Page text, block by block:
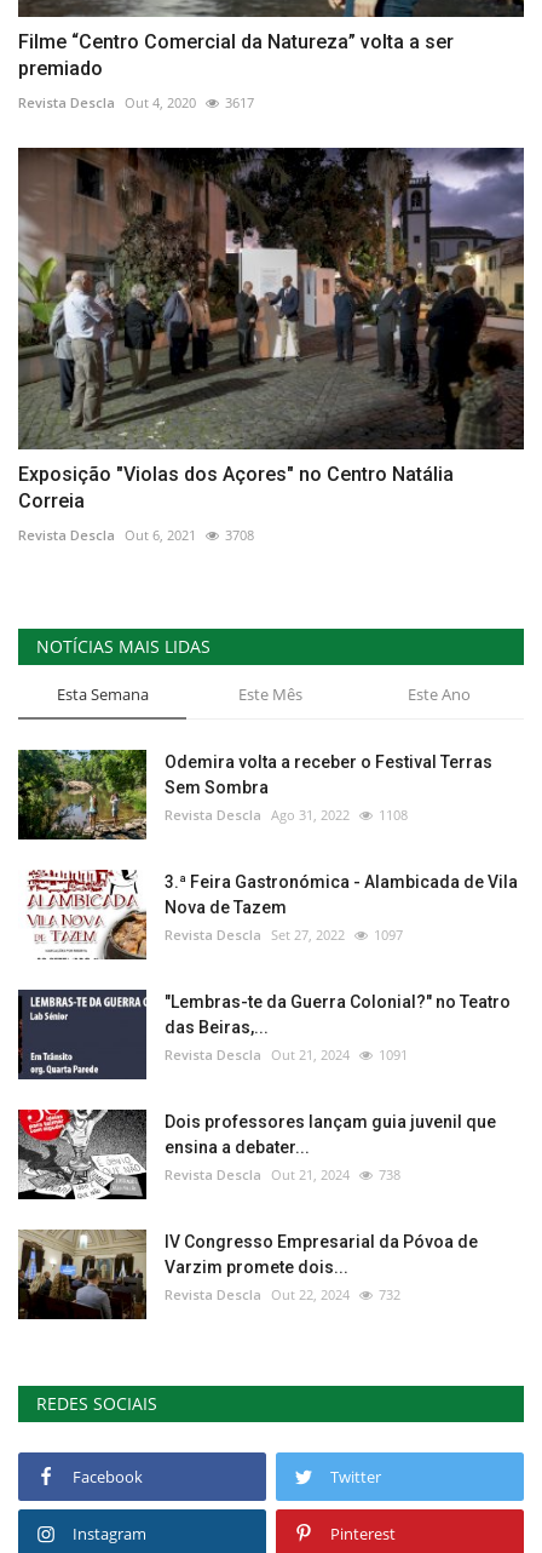
Filme “Centro Comercial da Natureza” volta a ser
premiado
Revista Descla Out 4, 2020 3617
Exposição "Violas dos Açores" no Centro Natália
Correia
Revista Descla Out 6, 2021 3708
NOTÍCIAS MAIS LIDAS
Esta Semana Este Mês Este Ano
Odemira volta a receber o Festival Terras
Sem Sombra
Revista Descla Ago 31, 2022 1108
3.ª Feira Gastronómica - Alambicada de Vila
Nova de Tazem
Revista Descla Set 27, 2022 1097
"Lembras-te da Guerra Colonial?" no Teatro
das Beiras,...
Revista Descla Out 21, 2024 1091
Dois professores lançam guia juvenil que
ensina a debater...
Revista Descla Out 21, 2024 738
IV Congresso Empresarial da Póvoa de
Varzim promete dois...
Revista Descla Out 22, 2024 732
REDES SOCIAIS
Facebook Twitter
Instagram Pinterest